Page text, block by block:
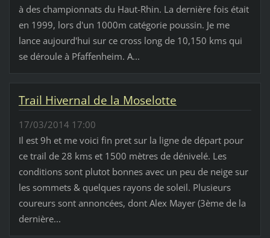
à des championnats du Haut-Rhin. La dernière fois était
en 1999, lors d'un 1000m catégorie poussin. Je me
lance aujourd'hui sur ce cross long de 10,150 kms qui
se déroule à Pfaffenheim. A...
Trail Hivernal de la Moselotte
17/03/2014 17:00
Il est 9h et me voici fin pret sur la ligne de départ pour
ce trail de 28 kms et 1500 mètres de dénivelé. Les
conditions sont plutot bonnes avec un peu de neige sur
les sommets & quelques rayons de soleil. Plusieurs
coureurs sont annoncées, dont Alex Mayer (3ème de la
dernière...